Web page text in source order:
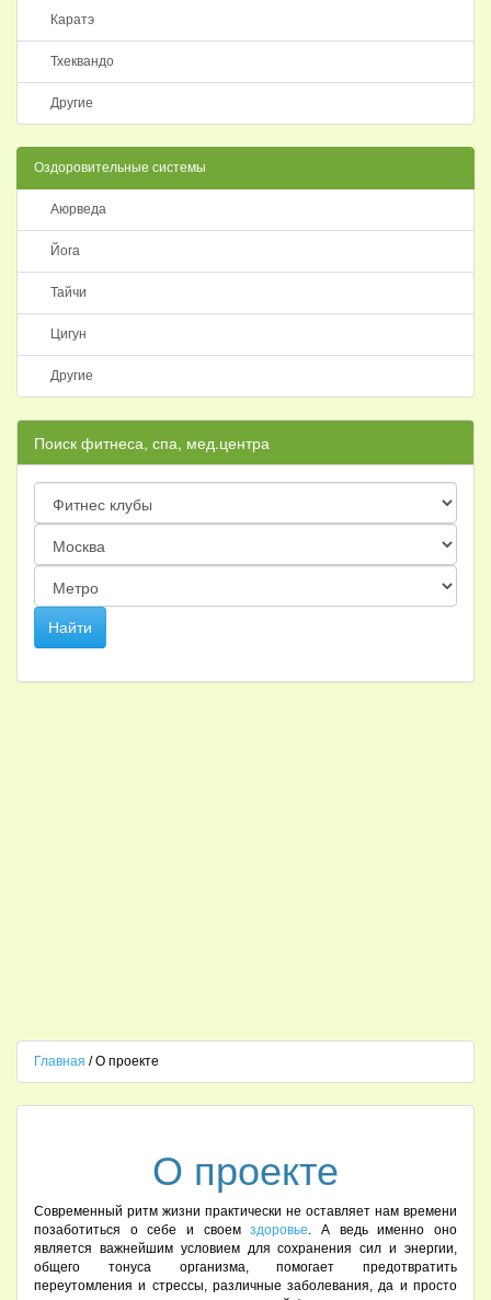
Каратэ
Тхеквандо
Другие
Оздоровительные системы
Аюрведа
Йога
Тайчи
Цигун
Другие
Поиск фитнеса, спа, мед.центра
Главная / О проекте
О проекте
Современный ритм жизни практически не оставляет нам времени
позаботиться о себе и своемздоровье. А ведь именно оно
является важнейшим условием для сохранения сил и энергии,
общего тонуса организма, помогает предотвратить
переутомления и стрессы, различные заболевания, да и просто